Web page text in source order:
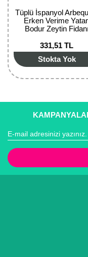
Tüplü İspanyol
Erken Verime
Bodur Zeytin Fidanı
331,51 TL
Stokta Yok